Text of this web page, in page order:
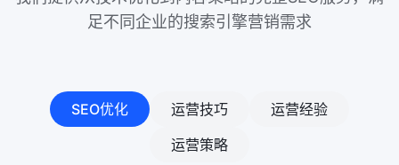
足不同企业的搜索引擎营销需求
SEO优化 运营技巧
运营经验
运营策略